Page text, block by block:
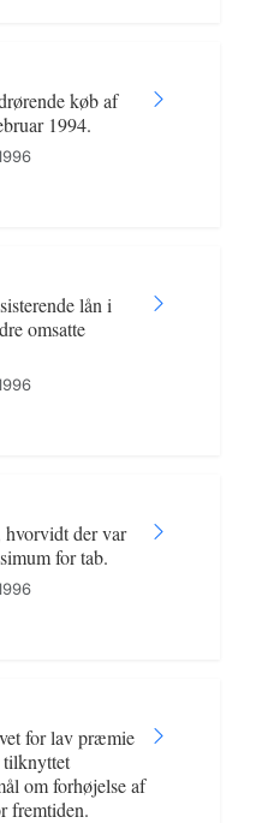
køb af
1994.
lån i
omsatte
hvorvidt der var
for tab.
for lav præmie
tilknyttet
om forhøjelse af
fremtiden.